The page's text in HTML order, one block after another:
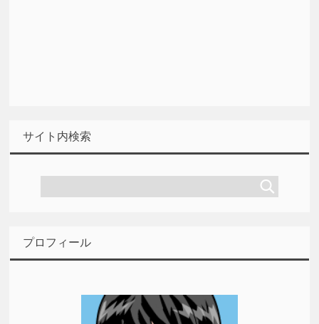
サイト内検索
プロフィール